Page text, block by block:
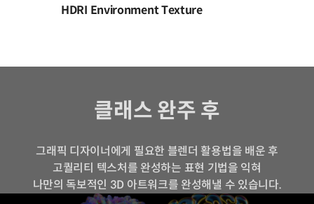
HDRI Environment Texture
클래스 완주 후
그래픽 디자이너에게 필요한 블렌더 활용법을 배운 후
고퀄리티 텍스처를 완성하는 표현 기법을 익혀
나만의 독보적인 3D 아트워크를 완성해낼 수 있습니다.